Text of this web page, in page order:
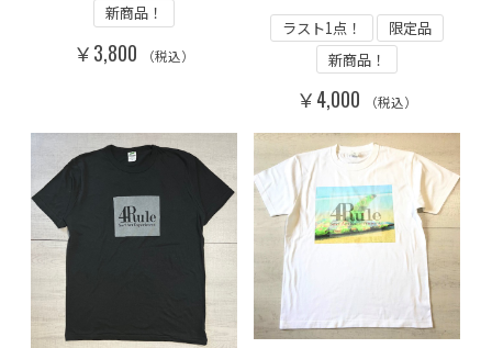
新商品！
￥3,800 （税込）
ラスト1点！
限定品
新商品！
￥4,000 （税込）